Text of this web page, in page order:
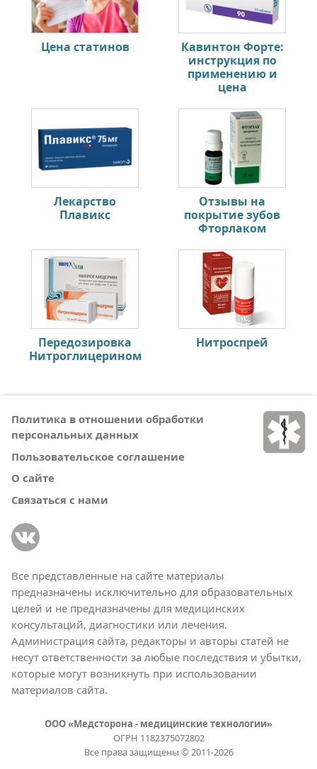
Цена статинов
Кавинтон Форте:
инструкция по
применению и
цена
Лекарство
Плавикс
Отзывы на
покрытие зубов
Фторлаком
Передозировка
Нитроглицерином
Нитроспрей
Политика в отношении обработки
персональных данных
Пользовательское соглашение
О сайте
Связаться с нами
Все представленные на сайте материалы
предназначены исключительно для образовательных
целей и не предназначены для медицинских
консультаций, диагностики или лечения.
Администрация сайта, редакторы и авторы статей не
несут ответственности за любые последствия и убытки,
которые могут возникнуть при использовании
материалов сайта.
ООО «Медсторона - медицинские технологии»
ОГРН 1182375072802
Все права защищены © 2011-2026